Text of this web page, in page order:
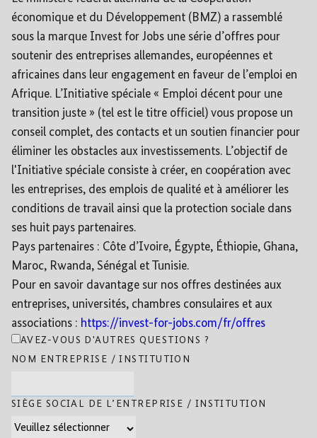
économique et du Développement (BMZ) a rassemblé
sous la marque Invest for Jobs une série d’offres pour
soutenir des entreprises allemandes, européennes et
africaines dans leur engagement en faveur de l’emploi en
Afrique. L’Initiative spéciale « Emploi décent pour une
transition juste » (tel est le titre officiel) vous propose un
conseil complet, des contacts et un soutien financier pour
éliminer les obstacles aux investissements. L’objectif de
l'Initiative spéciale consiste à créer, en coopération avec
les entreprises, des emplois de qualité et à améliorer les
conditions de travail ainsi que la protection sociale dans
ses huit pays partenaires.
Pays partenaires : Côte d’Ivoire, Égypte, Éthiopie, Ghana,
Maroc, Rwanda, Sénégal et Tunisie.
Pour en savoir davantage sur nos offres destinées aux
entreprises, universités, chambres consulaires et aux
associations : https://invest-for-jobs.com/fr/offres
AVEZ-VOUS D'AUTRES QUESTIONS ?
NOM ENTREPRISE / INSTITUTION
SIÈGE SOCIAL DE L’ENTREPRISE / INSTITUTION